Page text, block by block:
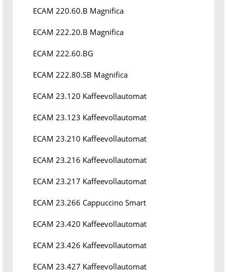
ECAM 220.60.B Magnifica
ECAM 222.20.B Magnifica
ECAM 222.60.BG
ECAM 222.80.SB Magnifica
ECAM 23.120 Kaffeevollautomat
ECAM 23.123 Kaffeevollautomat
ECAM 23.210 Kaffeevollautomat
ECAM 23.216 Kaffeevollautomat
ECAM 23.217 Kaffeevollautomat
ECAM 23.266 Cappuccino Smart
ECAM 23.420 Kaffeevollautomat
ECAM 23.426 Kaffeevollautomat
ECAM 23.427 Kaffeevollautomat